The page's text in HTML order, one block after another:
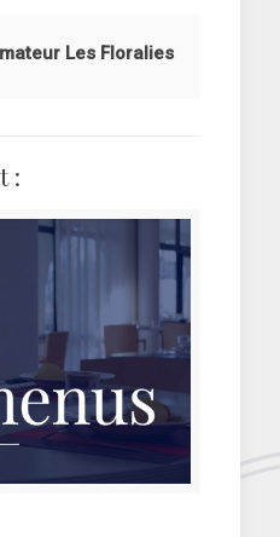
Les Floralies
: